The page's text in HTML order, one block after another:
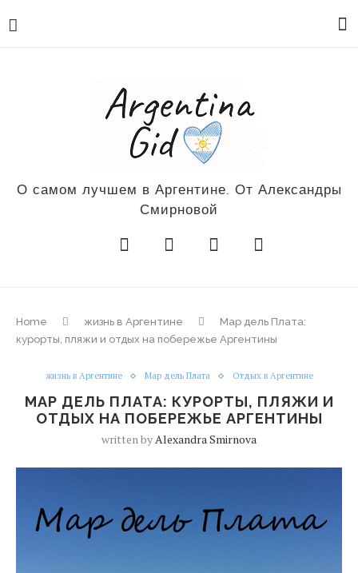
О самом лучшем в Аргентине. От Александры
Смирновой
Home жизнь в Аргентине
Мар дель Плата:
курорты, пляжи и отдых на побережье Аргентины
жизнь в Аргентине Мар дель Плата Отдых в Аргентине
МАР ДЕЛЬ ПЛАТА: КУРОРТЫ, ПЛЯЖИ И
ОТДЫХ НА ПОБЕРЕЖЬЕ АРГЕНТИНЫ
written byAlexandra Smirnova